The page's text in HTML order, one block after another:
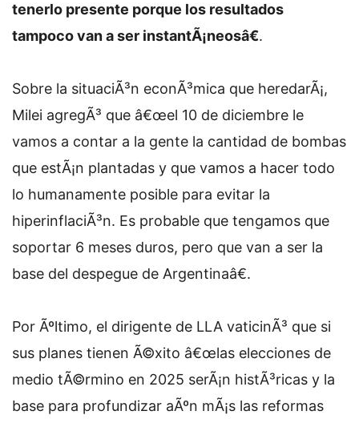
tenerlo presente porque los resultados
tampoco van a ser instantÃ¡neosâ€.
Sobre la situaciÃ³n econÃ³mica que heredarÃ¡,
Milei agregÃ³ que â€œel 10 de diciembre le
vamos a contar a la gente la cantidad de bombas
que estÃ¡n plantadas y que vamos a hacer todo
lo humanamente posible para evitar la
hiperinflaciÃ³n. Es probable que tengamos que
soportar 6 meses duros, pero que van a ser la
base del despegue de Argentinaâ€.
Por Ãºltimo, el dirigente de LLA vaticinÃ³ que si
sus planes tienen Ã©xito â€œlas elecciones de
medio tÃ©rmino en 2025 serÃ¡n histÃ³ricas y la
base para profundizar aÃºn mÃ¡s las reformas